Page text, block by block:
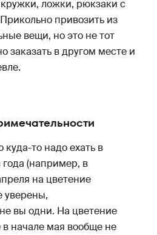
ложки, рюкзаки с
привозить из
вещи, но это не тот
заказать в другом месте и
то надо ехать в
(например, в
на цветение
уверены,
вы одни. На цветение
начале мая вообще не